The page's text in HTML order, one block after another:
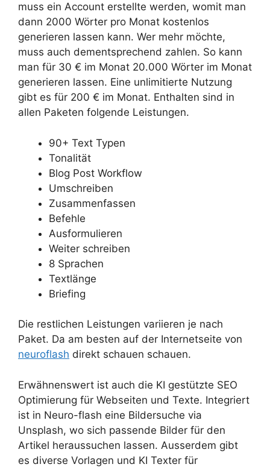
muss ein Account erstellte werden, womit man
dann 2000 Wörter pro Monat kostenlos
generieren lassen kann. Wer mehr möchte,
muss auch dementsprechend zahlen. So kann
man für 30 € im Monat 20.000 Wörter im Monat
generieren lassen. Eine unlimitierte Nutzung
gibt es für 200 € im Monat. Enthalten sind in
allen Paketen folgende Leistungen.
90+ Text Typen
Tonalität
Blog Post Workflow
Umschreiben
Zusammenfassen
Befehle
Ausformulieren
Weiter schreiben
8 Sprachen
Textlänge
Briefing
Die restlichen Leistungen variieren je nach
Paket. Da am besten auf der Internetseite von
neuroflash direkt schauen schauen.
Erwähnenswert ist auch die KI gestützte SEO
Optimierung für Webseiten und Texte. Integriert
ist in Neuro-flash eine Bildersuche via
Unsplash, wo sich passende Bilder für den
Artikel heraussuchen lassen. Ausserdem gibt
es diverse Vorlagen und KI Texter für